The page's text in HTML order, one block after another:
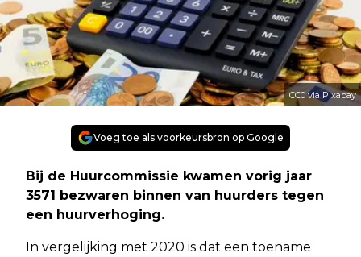
CC0 via Pixabay
Voeg toe als voorkeursbron op Google
Bij de Huurcommissie kwamen vorig jaar
3571 bezwaren binnen van huurders tegen
een huurverhoging.
In vergelijking met 2020 is dat een toename